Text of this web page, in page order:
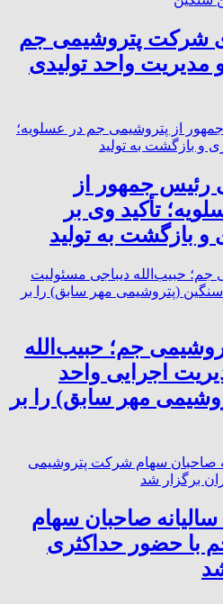
شرکت پتروشیمی جم
واحد تولیدی
رئیس جمهور از
تأکید وی بر
و بازگشت به تولید
جم؛ حبیب‌الله
اجرایی واحد
مهر سابق) را بر
صاحبان سهام
با حضور حداکثری